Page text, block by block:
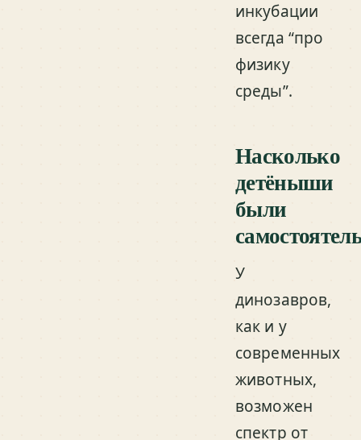
инкубации
всегда “про
физику
среды”.
Насколько
детёныши
были
У
динозавров,
как и у
современных
животных,
возможен
спектр от